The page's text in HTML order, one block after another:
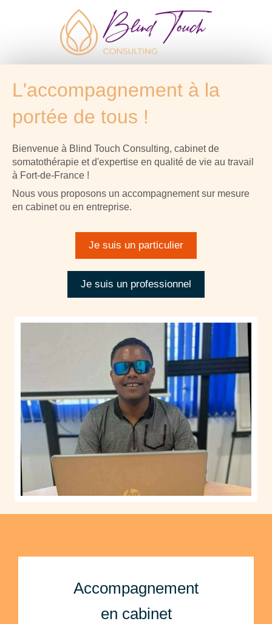
L'accompagnement à la
portée de tous !
Bienvenue à Blind Touch Consulting, cabinet de
somatothérapie et d'expertise en qualité de vie au travail
à Fort-de-France !
Nous vous proposons un accompagnement sur mesure
en cabinet ou en entreprise.
Je suis un particulier
Je suis un professionnel
Accompagnement
en cabinet